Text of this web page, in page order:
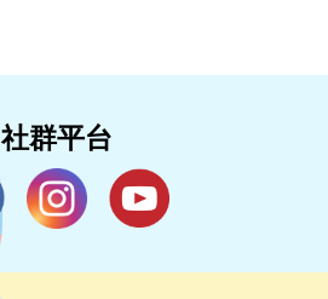
社群平台